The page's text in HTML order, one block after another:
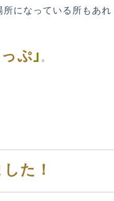
になっている所もあれ
ぷ」 。
た！